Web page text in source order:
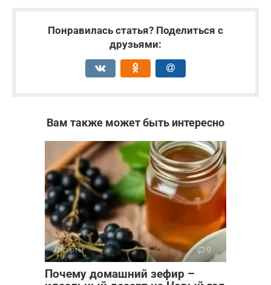
Понравилась статья? Поделиться с
друзьями:
Вам также может быть интересно
Десерты 0
Почему домашний зефир –